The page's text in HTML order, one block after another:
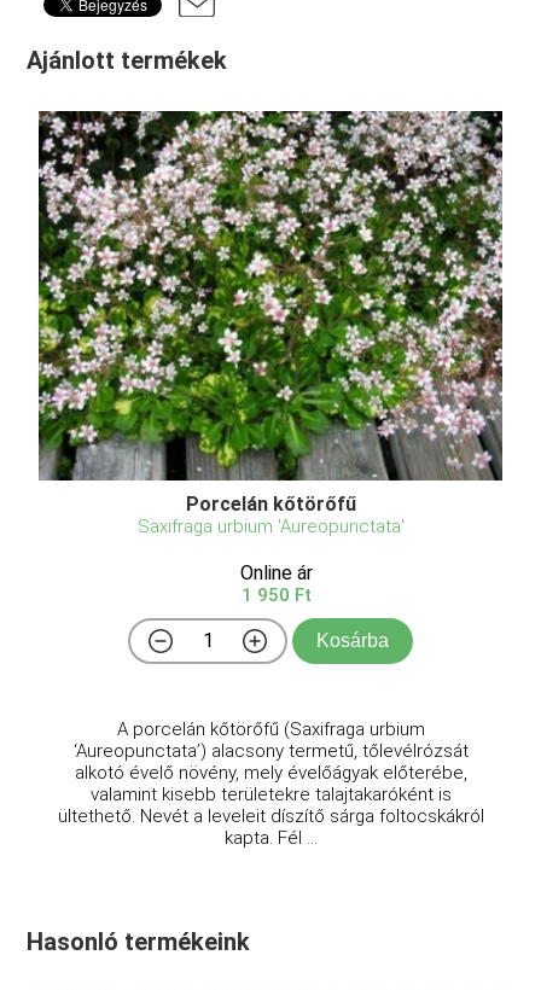
Ajánlott termékek
Porcelán kőtörőfű
Saxifraga urbium 'Aureopunctata'
Online ár
1 950 Ft
Kosárba
A porcelán kőtörőfű (Saxifraga urbium
‘Aureopunctata’) alacsony termetű, tőlevélrózsát
alkotó évelő növény, mely évelőágyak előterébe,
valamint kisebb területekre talajtakaróként is
ültethető. Nevét a leveleit díszítő sárga foltocskákról
kapta. Fél ...
Hasonló termékeink